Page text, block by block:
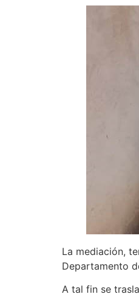
La mediación,
Departamento
A tal fin se